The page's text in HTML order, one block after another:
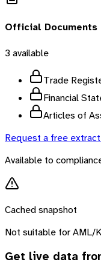
Official Documents
3 available
Trade
Financial
Articles of
Request a free
Available to
Cached snapshot
Not suitable for AML/
Get live data